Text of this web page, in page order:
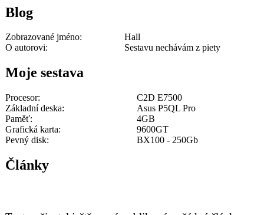
Blog
Zobrazované jméno:
Hall
O autorovi:
Sestavu nechávám z piety
Moje sestava
Procesor:
C2D E7500
Základní deska:
Asus P5QL Pro
Paměť:
4GB
Grafická karta:
9600GT
Pevný disk:
BX100 - 250Gb
Články